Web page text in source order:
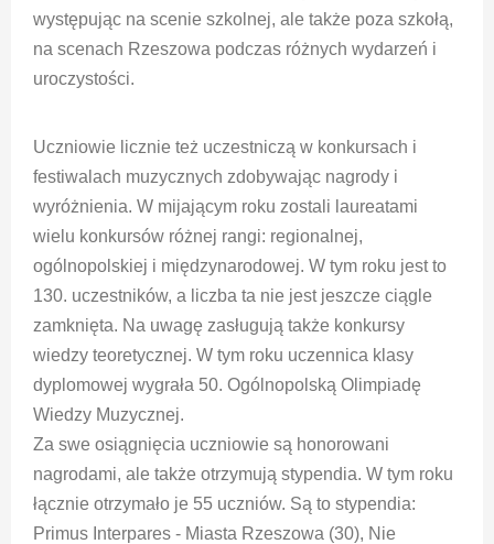
występując na scenie szkolnej, ale także poza szkołą,
na scenach Rzeszowa podczas różnych wydarzeń i
uroczystości.
Uczniowie licznie też uczestniczą w konkursach i
festiwalach muzycznych zdobywając nagrody i
wyróżnienia. W mijającym roku zostali laureatami
wielu konkursów różnej rangi: regionalnej,
ogólnopolskiej i międzynarodowej. W tym roku jest to
130. uczestników, a liczba ta nie jest jeszcze ciągle
zamknięta. Na uwagę zasługują także konkursy
wiedzy teoretycznej. W tym roku uczennica klasy
dyplomowej wygrała 50. Ogólnopolską Olimpiadę
Wiedzy Muzycznej.
Za swe osiągnięcia uczniowie są honorowani
nagrodami, ale także otrzymują stypendia. W tym roku
łącznie otrzymało je 55 uczniów. Są to stypendia:
Primus Interpares - Miasta Rzeszowa (30), Nie